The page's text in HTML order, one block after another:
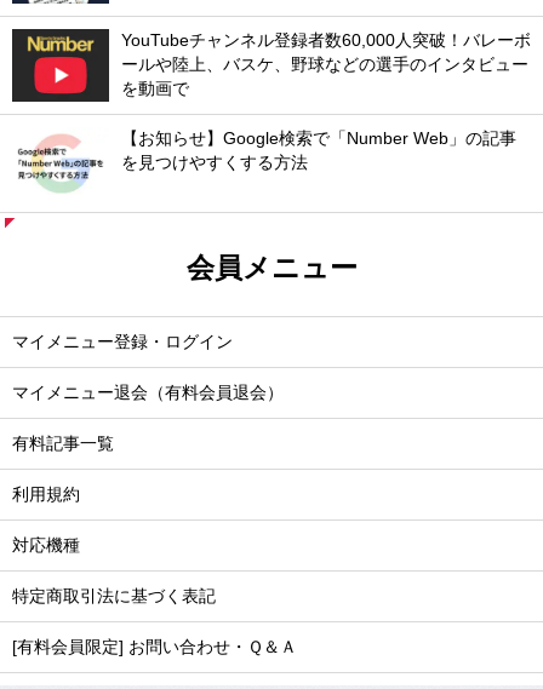
YouTubeチャンネル登録者数60,000人突破！バレーボ
ールや陸上、バスケ、野球などの選手のインタビュー
を動画で
【お知らせ】Google検索で「Number Web」の記事
を見つけやすくする方法
会員メニュー
マイメニュー登録・ログイン
マイメニュー退会（有料会員退会）
有料記事一覧
利用規約
対応機種
特定商取引法に基づく表記
[有料会員限定] お問い合わせ・Ｑ＆Ａ